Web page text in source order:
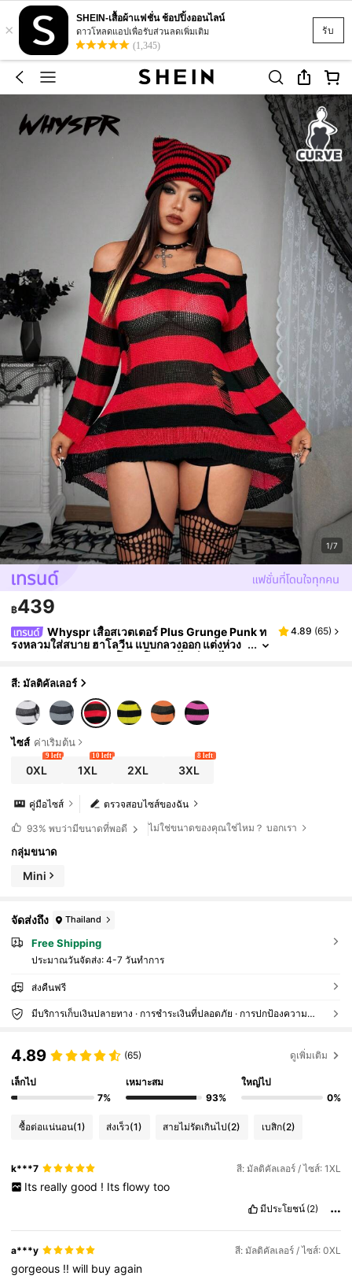
รับ
×
SHEIN-เสื้อผ้าแฟชั่น ช้อปปิ้งออนไลน์
ดาวโหลดแอปเพื่อรับส่วนลดเพิ่มเติม
(1,345)
1/7
฿439
Whyspr เสื้อสเวตเตอร์ Plus Grunge Punk ท
รงหลวมใส่สบาย ฮาโลวีน แบบกลวงออก แต่งห่วง
4.89 (65)
สี: มัลติคัลเลอร์
ไซส์ ค่าเริ่มต้น
0XL
9 left
1XL
10 left
2XL 3XL
8 left
ตรวจสอบไซส์ของฉัน
คู่มือไซส์
93% พบว่ามีขนาดที่พอดี ไม่ใช่ขนาดของคุณใช่ไหม？ บอกเรา
กลุ่มขนาด
Mini
จัดส่งถึง Thailand
Free Shipping
ประมาณวันจัดส่ง: 4-7 วันทำการ
ส่งคืนฟรี
มีบริการเก็บเงินปลายทาง · การชำระเงินที่ปลอดภัย · การปกป้องความเป็นส่วนตัว
4.89 (65) ดูเพิ่มเติม
เล็กไป
7%
เหมาะสม
93%
ใหญ่ไป
0%
ซื้อต่อแน่นอน(1) ส่งเร็ว(1) สายไม่รัดเกินไป(2) เบสิก(2)
k***7 สี: มัลติคัลเลอร์ / ไซส์: 1XL
Its really good ! Its flowy too
มีประโยชน์ (2)
a***y สี: มัลติคัลเลอร์ / ไซส์: 0XL
gorgeous !!will buyagain